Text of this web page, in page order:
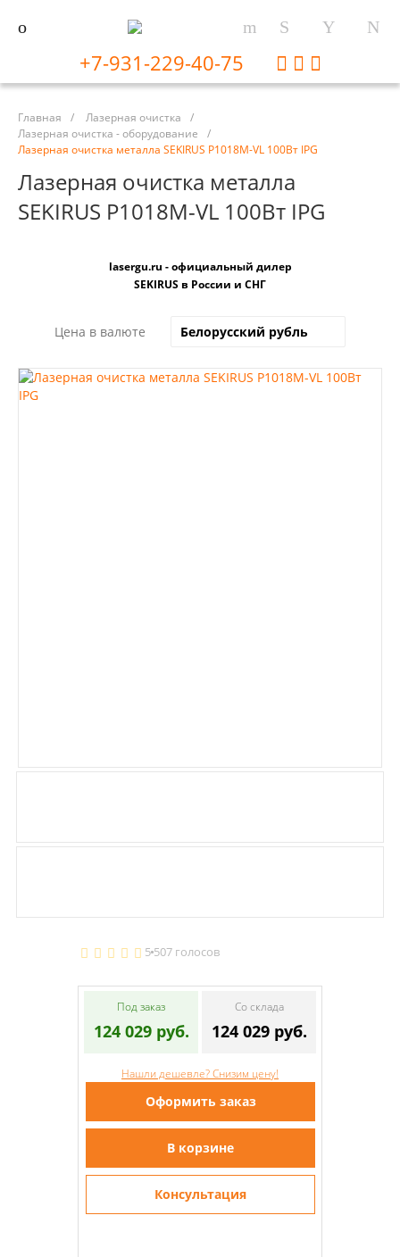
+7-931-229-40-75
Главная / Лазерная очистка
/
Лазерная очистка - оборудование
/
Лазерная очистка металла SEKIRUS P1018М-VL 100Вт IPG
Лазерная очистка металла
SEKIRUS P1018М-VL 100Вт IPG
Цена в валюте
lasergu.ru - официальный дилер
SEKIRUS в России и СНГ
5 507 голосов
Под заказ
124 029 руб.
Со склада
124 029 руб.
Нашли дешевле? Снизим цену!
Оформить заказ
В корзине
Консультация